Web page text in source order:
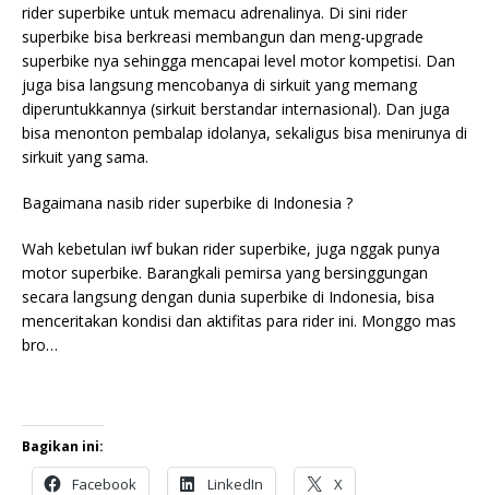
rider superbike untuk memacu adrenalinya. Di sini rider
superbike bisa berkreasi membangun dan meng-upgrade
superbike nya sehingga mencapai level motor kompetisi. Dan
juga bisa langsung mencobanya di sirkuit yang memang
diperuntukkannya (sirkuit berstandar internasional). Dan juga
bisa menonton pembalap idolanya, sekaligus bisa menirunya di
sirkuit yang sama.
Bagaimana nasib rider superbike di Indonesia ?
Wah kebetulan iwf bukan rider superbike, juga nggak punya
motor superbike. Barangkali pemirsa yang bersinggungan
secara langsung dengan dunia superbike di Indonesia, bisa
menceritakan kondisi dan aktifitas para rider ini. Monggo mas
bro…
Bagikan ini:
Facebook LinkedIn X